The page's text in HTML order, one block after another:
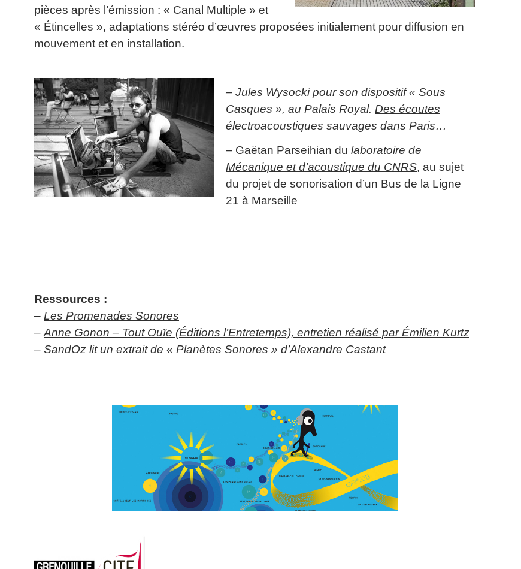
pièces après l’émission : « Canal Multiple » et
« Étincelles », adaptations stéréo d’œuvres proposées initialement pour diffusion en
mouvement et en installation.
– Jules Wysocki pour son dispositif « Sous
Casques », au Palais Royal. Des écoutes
électroacoustiques sauvages dans Paris…
– Gaëtan Parseihian du laboratoire de
Mécanique et d’acoustique du CNRS, au sujet
du projet de sonorisation d’un Bus de la Ligne
21 à Marseille
Ressources :
– Les Promenades Sonores
– Anne Gonon – Tout Ouïe (Éditions l’Entretemps), entretien réalisé par Émilien Kurtz
– SandOz lit un extrait de « Planètes Sonores » d’Alexandre Castant